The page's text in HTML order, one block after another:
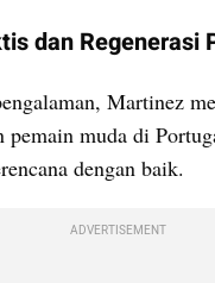
dan Regenerasi
Martinez
pemain muda di
dengan baik.
ADVERTISEMENT